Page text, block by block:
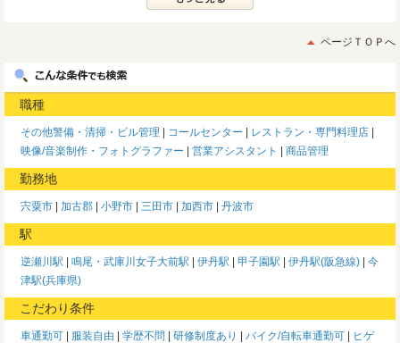
ページＴＯＰへ
職種
その他警備・清掃・ビル管理 コールセンター
レストラン・専門料理店
映像/音楽制作・フォトグラファー
営業アシスタント 商品管理
勤務地
宍粟市 加古郡 小野市 三田市 加西市 丹波市
駅
逆瀬川駅 鳴尾・武庫川女子大前駅 伊丹駅 甲子園駅 伊丹駅(阪急線)
今
津駅(兵庫県)
こだわり条件
車通勤可 服装自由 学歴不問 研修制度あり バイク/自転車通勤可 ヒゲ